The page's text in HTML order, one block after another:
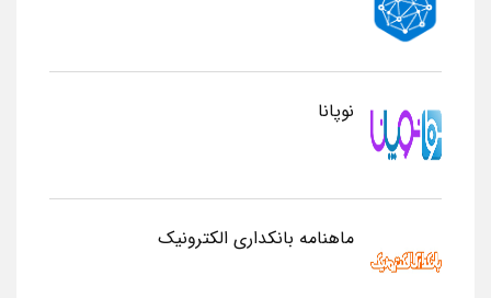
نوپانا
ماهنامه بانکداری الکترونیک